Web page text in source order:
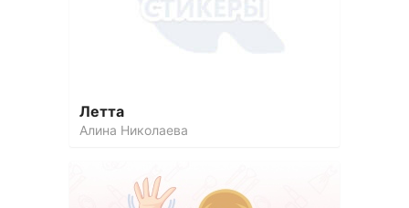
Летта
Алина Николаева